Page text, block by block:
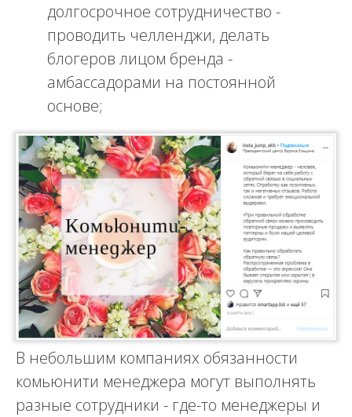
долгосрочное сотрудничество -
проводить челленджи, делать
блогеров лицом бренда -
амбассадорами на постоянной
основе;
В небольшим компаниях обязанности
комьюнити менеджера могут выполнять
разные сотрудники - где-то менеджеры и